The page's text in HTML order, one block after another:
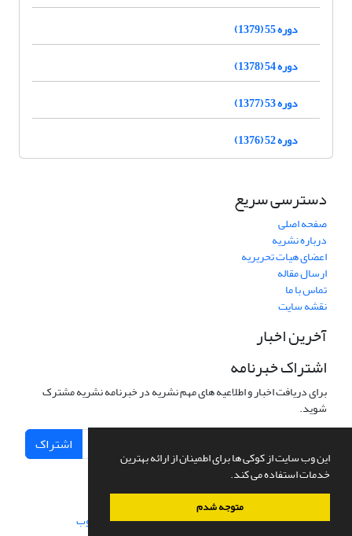
این وب سایت از کوکی ها برای اطمینان از ارائه بهترین
خدمات استفاده می کند.
متوجه شدم
دوره 55 (1379)
دوره 54 (1378)
دوره 53 (1377)
دوره 52 (1376)
دسترسی سریع
صفحه اصلی
درباره نشریه
اعضای هیات تحریریه
ارسال مقاله
تماس با ما
نقشه سایت
آخرین اخبار
اشتراک خبرنامه
برای دریافت اخبار و اطلاعیه های مهم نشریه در خبرنامه نشریه مشترک
شوید.
اشتراک
سامانه مدیریت نشریات علمی.طراحی و پیاده سازی از سیناوب